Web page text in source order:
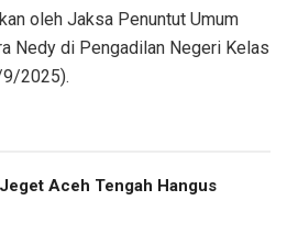
oleh Jaksa Penuntut Umum
Nedy di Pengadilan Negeri Kelas
9/2025).
Aceh Tengah Hangus